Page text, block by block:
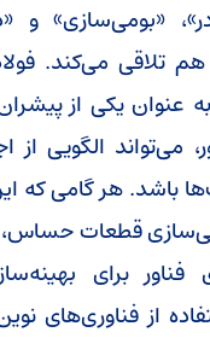
«بومی‌سازی» و
تلاقی می‌کند.
عنوان یکی از
می‌تواند الگویی از
باشد. هر گامی که
قطعات حساس،
فناور برای
از فناوری‌های